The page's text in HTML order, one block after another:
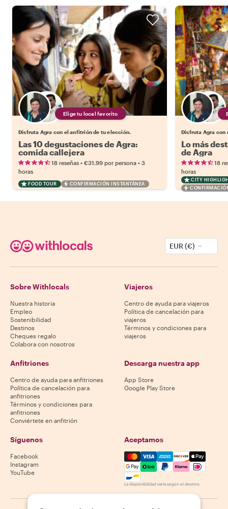
Elige tu local favorito
Disfruta Agra con el anfitrión de tu elección.
Las 10 degustaciones de Agra:
comida callejera
18 reseñas • €31.99 por persona • 3
horas
FOOD TOUR CONFIRMACIÓN INSTANTÁNEA
Disfruta Agra con
Lo más
de Agra
18
horas
CITY
EUR (€)
Sobre Withlocals
Nuestra historia
Empleo
Sostenibilidad
Destinos
Cheques regalo
Colabora con nosotros
Viajeros
Centro de ayuda para viajeros
Política de cancelación para
viajeros
Términos y condiciones para
viajeros
Anfitriones
Centro de ayuda para anfitriones
Política de cancelación para
anfitriones
Términos y condiciones para
anfitriones
Conviértete en anfitrión
Descarga nuestra app
App Store
Google Play Store
Síguenos
Facebook
Instagram
YouTube
Aceptamos
Mastercard, Visa, Amex,
La disponibilidad varía según el destino